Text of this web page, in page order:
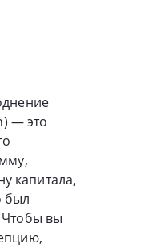
— это
капитала,
был
Чтобы вы